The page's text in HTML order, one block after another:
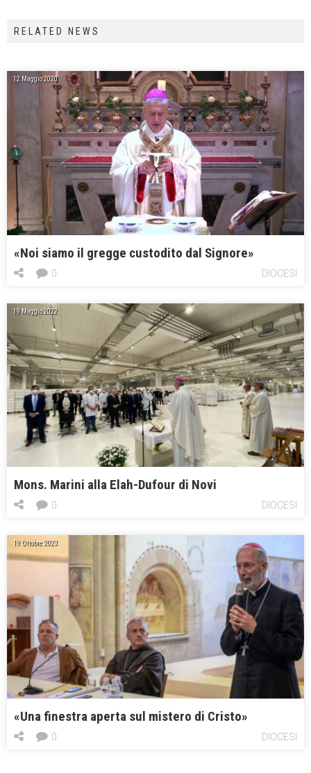
RELATED NEWS
12 Maggio 2020
«Noi siamo il gregge custodito dal Signore»
DIOCESI
0
19 Maggio 2022
Mons. Marini alla Elah-Dufour di Novi
DIOCESI
0
19 Ottobre 2023
«Una finestra aperta sul mistero di Cristo»
DIOCESI
0